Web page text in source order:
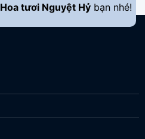
Hoa tươi Nguyệt Hỷ bạn nhé!